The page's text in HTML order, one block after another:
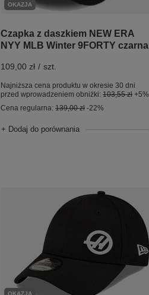
OKAZJA
Czapka z daszkiem NEW ERA
NYY MLB Winter 9FORTY czarna
109,00 zł / szt.
Najniższa cena produktu w okresie 30 dni
przed wprowadzeniem obniżki: 103,55 zł +5%
Cena regularna: 139,00 zł -22%
+ Dodaj do porównania
OKAZJA